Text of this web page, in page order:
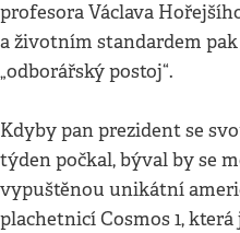
profesora Václava
a životním standardem
„odborářský postoj“.
Kdyby pan prezident se
týden počkal, býval by se
vypuštěnou unikátní
plachetnicí Cosmos 1,